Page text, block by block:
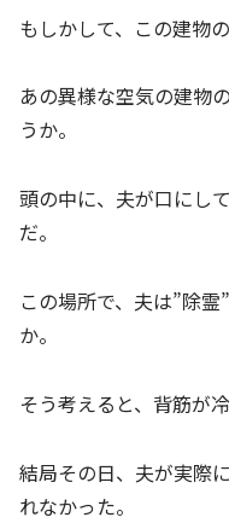
もしかして、この建物
あの異様な空気の建物
うか。
頭の中に、夫が口にし
だ。
この場所で、夫は”除
か。
そう考えると、背筋が
結局その日、夫が実際
れなかった。